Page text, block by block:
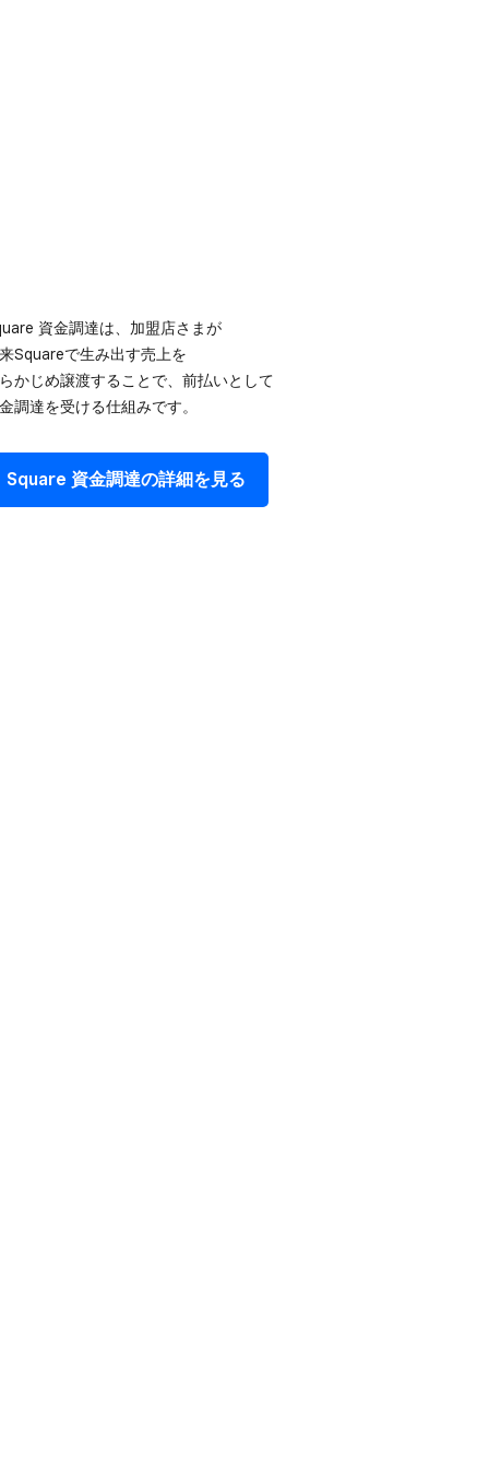
資金調達は、​加盟店さまが​
Squareで​生み出す売上を​
かじめ譲渡する​ことで、​前払いと​して​
調達を​受ける​仕組みです。
Square 資金調達の​詳細を​見る